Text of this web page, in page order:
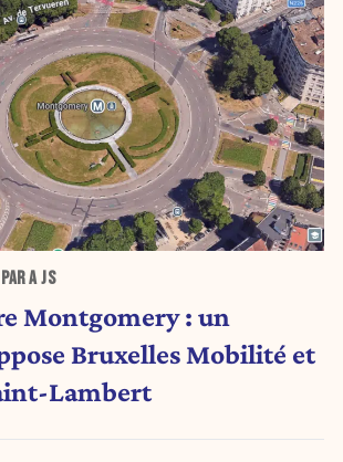
A JS
Montgomery : un
Bruxelles Mobilité et
Lambert